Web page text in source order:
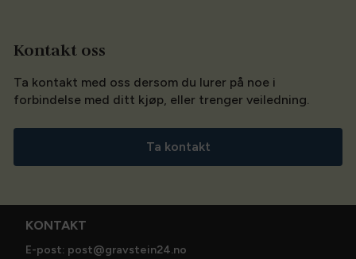
Kontakt oss
Ta kontakt med oss dersom du lurer på noe i
forbindelse med ditt kjøp, eller trenger veiledning.
Ta kontakt
KONTAKT
E-post: post@gravstein24.no